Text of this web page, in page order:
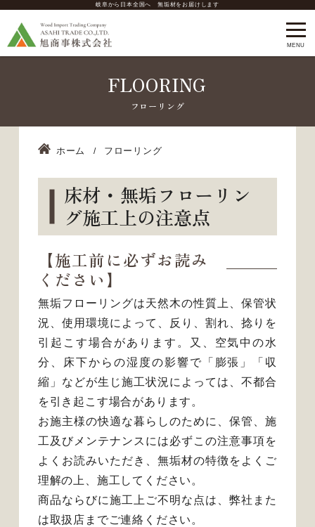
岐阜から日本全国へ 無垢材をお届けします
FLOORING
ホーム フローリング
床材・無垢フローリン
グ施工上の注意点
【施工前に必ずお読み
ください】
無垢フローリングは天然木の性質上、保管状
況、使用環境によって、反り、割れ、捻りを
引起こす場合があります。又、空気中の水
分、床下からの湿度の影響で「膨張」「収
縮」などが生じ施工状況によっては、不都合
を引き起こす場合があります。
お施主様の快適な暮らしのために、保管、施
工及びメンテナンスには必ずこの注意事項を
よくお読みいただき、無垢材の特徴をよくご
理解の上、施工してください。
商品ならびに施工上ご不明な点は、弊社また
は取扱店までご連絡ください。